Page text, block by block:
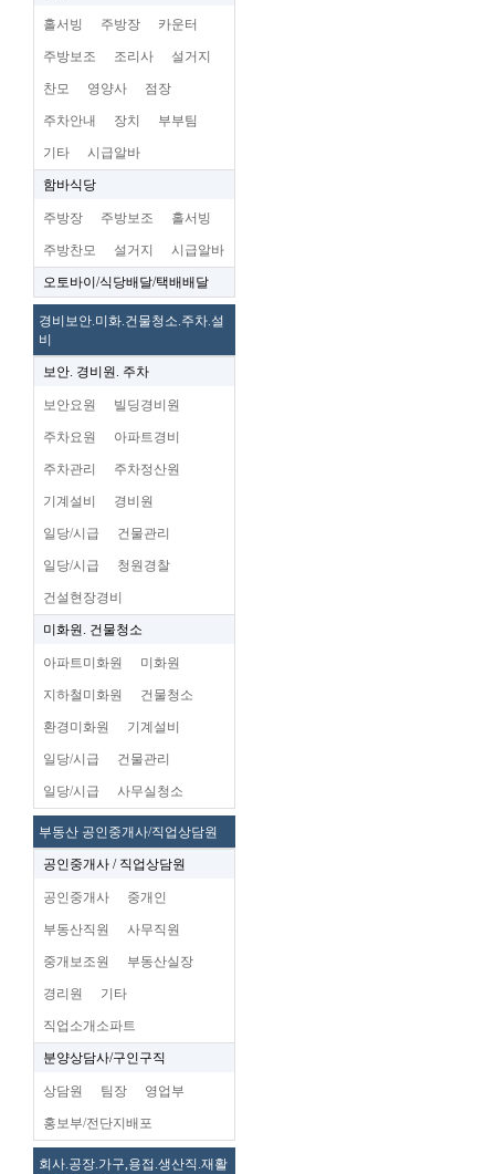
홀서빙 주방장 카운터
주방보조 조리사 설거지
찬모 영양사 점장
주차안내 장치 부부팀
기타 시급알바
함바식당
주방장 주방보조 홀서빙
주방찬모 설거지 시급알바
오토바이/식당배달/택배배달
경비보안.미화.건물청소.주차.설
비
보안. 경비원. 주차
보안요원 빌딩경비원
주차요원 아파트경비
주차관리 주차정산원
기계설비 경비원
일당/시급 건물관리
일당/시급 청원경찰
건설현장경비
미화원. 건물청소
아파트미화원 미화원
지하철미화원 건물청소
환경미화원 기계설비
일당/시급 건물관리
일당/시급 사무실청소
부동산 공인중개사/직업상담원
공인중개사 / 직업상담원
공인중개사 중개인
부동산직원 사무직원
중개보조원 부동산실장
경리원 기타
직업소개소파트
분양상담사/구인구직
상담원 팀장 영업부
홍보부/전단지배포
회사.공장.가구,용접.생산직.재활